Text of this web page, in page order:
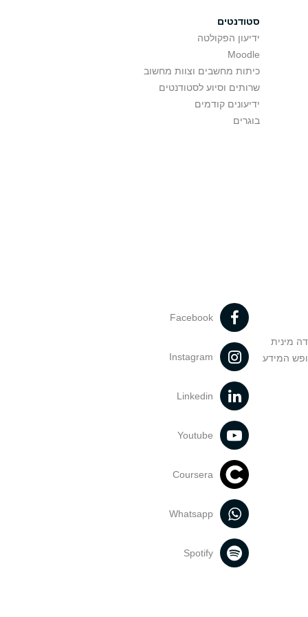
סטודנטים
ידיעון הפקולטה
Moodle
כיתות מחשבים וצוות מחשוב
שרותים וסיוע לסטודנטים
ידיעונים קודמים
בוגרים
מינית
המידע
Facebook
Instagram
Linkedin
Youtube
Coursera
Whatsapp
Spotify